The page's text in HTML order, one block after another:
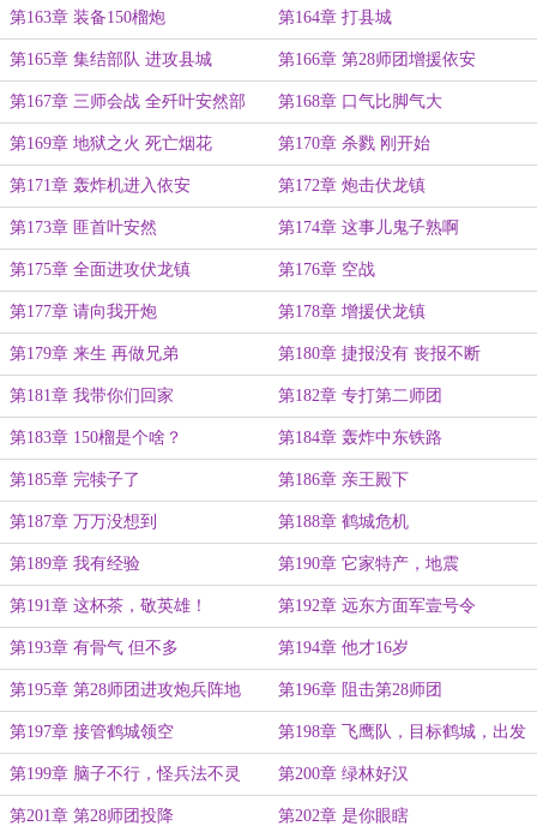
第163章 装备150榴炮 第164章 打县城
第165章 集结部队 进攻县城 第166章 第28师团增援依安
第167章 三师会战 全歼叶安然部 第168章 口气比脚气大
第169章 地狱之火 死亡烟花 第170章 杀戮 刚开始
第171章 轰炸机进入依安 第172章 炮击伏龙镇
第173章 匪首叶安然 第174章 这事儿鬼子熟啊
第175章 全面进攻伏龙镇 第176章 空战
第177章 请向我开炮 第178章 增援伏龙镇
第179章 来生 再做兄弟 第180章 捷报没有 丧报不断
第181章 我带你们回家 第182章 专打第二师团
第183章 150榴是个啥？ 第184章 轰炸中东铁路
第185章 完犊子了 第186章 亲王殿下
第187章 万万没想到 第188章 鹤城危机
第189章 我有经验 第190章 它家特产，地震
第191章 这杯茶，敬英雄！ 第192章 远东方面军壹号令
第193章 有骨气 但不多 第194章 他才16岁
第195章 第28师团进攻炮兵阵地 第196章 阻击第28师团
第197章 接管鹤城领空 第198章 飞鹰队，目标鹤城，出发
第199章 脑子不行，怪兵法不灵 第200章 绿林好汉
第201章 第28师团投降 第202章 是你眼瞎